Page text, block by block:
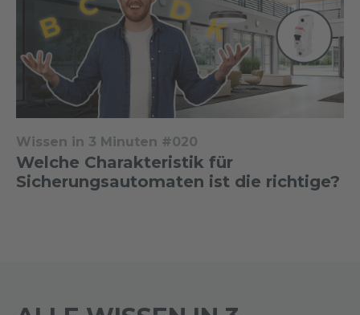
Wissen in 3 Minuten #020
Welche Charakteristik für
Sicherungsautomaten ist die richtige?